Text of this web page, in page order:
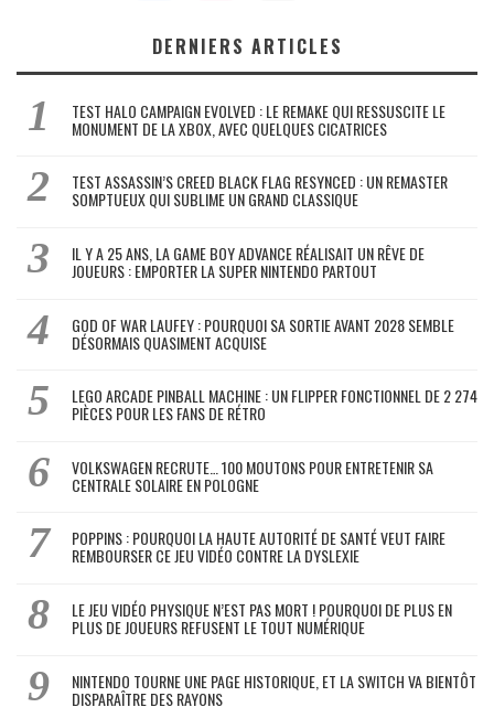
DERNIERS ARTICLES
TEST HALO CAMPAIGN EVOLVED : LE REMAKE QUI RESSUSCITE LE
MONUMENT DE LA XBOX, AVEC QUELQUES CICATRICES
TEST ASSASSIN’S CREED BLACK FLAG RESYNCED : UN REMASTER
SOMPTUEUX QUI SUBLIME UN GRAND CLASSIQUE
IL Y A 25 ANS, LA GAME BOY ADVANCE RÉALISAIT UN RÊVE DE
JOUEURS : EMPORTER LA SUPER NINTENDO PARTOUT
GOD OF WAR LAUFEY : POURQUOI SA SORTIE AVANT 2028 SEMBLE
DÉSORMAIS QUASIMENT ACQUISE
LEGO ARCADE PINBALL MACHINE : UN FLIPPER FONCTIONNEL DE 2 274
PIÈCES POUR LES FANS DE RÉTRO
VOLKSWAGEN RECRUTE… 100 MOUTONS POUR ENTRETENIR SA
CENTRALE SOLAIRE EN POLOGNE
POPPINS : POURQUOI LA HAUTE AUTORITÉ DE SANTÉ VEUT FAIRE
REMBOURSER CE JEU VIDÉO CONTRE LA DYSLEXIE
LE JEU VIDÉO PHYSIQUE N’EST PAS MORT ! POURQUOI DE PLUS EN
PLUS DE JOUEURS REFUSENT LE TOUT NUMÉRIQUE
NINTENDO TOURNE UNE PAGE HISTORIQUE, ET LA SWITCH VA BIENTÔT
DISPARAÎTRE DES RAYONS